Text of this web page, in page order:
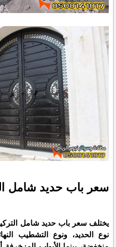
سعر باب حديد شامل
يختلف سعر باب حديد شامل
نوع الحديد، ونوع التشطيب